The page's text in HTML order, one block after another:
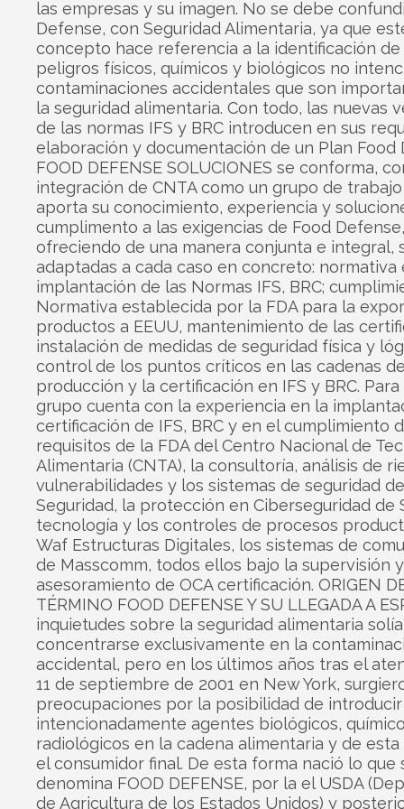
las empresas y su imagen. No se debe
Defense, con Seguridad Alimentaria, ya que
concepto hace referencia a la identificación de
peligros físicos, químicos y biológicos no
contaminaciones accidentales que son
la seguridad alimentaria. Con todo, las nuevas
de las normas IFS y BRC introducen en sus
elaboración y documentación de un Plan Food
FOOD DEFENSE SOLUCIONES se conforma,
integración de CNTA como un grupo de
aporta su conocimiento, experiencia y
cumplimento a las exigencias de Food Defense,
ofreciendo de una manera conjunta e integral,
adaptadas a cada caso en concreto: normativa
implantación de las Normas IFS, BRC;
Normativa establecida por la FDA para la
productos a EEUU, mantenimiento de las
instalación de medidas de seguridad física y
control de los puntos críticos en las cadenas
producción y la certificación en IFS y BRC.
grupo cuenta con la experiencia en la
certificación de IFS, BRC y en el cumplimiento
requisitos de la FDA del Centro Nacional de
Alimentaria (CNTA), la consultoría, análisis de
vulnerabilidades y los sistemas de seguridad
Seguridad, la protección en Ciberseguridad de
tecnología y los controles de procesos
Waf Estructuras Digitales, los sistemas de
de Masscomm, todos ellos bajo la supervisión y
asesoramiento de OCA certificación. ORIGEN
TÉRMINO FOOD DEFENSE Y SU LLEGADA A
inquietudes sobre la seguridad alimentaria
concentrarse exclusivamente en la
accidental, pero en los últimos años tras el
11 de septiembre de 2001 en New York,
preocupaciones por la posibilidad de introducir
intencionadamente agentes biológicos,
radiológicos en la cadena alimentaria y de
el consumidor final. De esta forma nació lo que
denomina FOOD DEFENSE, por la el USDA
de Agricultura de los Estados Unidos) y